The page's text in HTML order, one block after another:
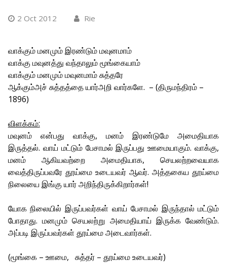
2 Oct 2012 Rie
வாக்கும் மனமும் இரண்டும் மவுனமாம்
வாக்கு மவுனத்து வந்தாலும் மூங்கையாம்
வாக்கும் மனமும் மவுனமாம் சுத்தரே
ஆக்கும்அச் சுத்தத்தை யார்அறி வார்களே. – (திருமந்திரம் –
1896)
விளக்கம்:
மவுனம் என்பது வாக்கு, மனம் இரண்டுமே அமைதியாக
இருத்தல். வாய் மட்டும் பேசாமல் இருப்பது ஊமையாகும். வாக்கு,
மனம் ஆகியவற்றை அமைதியாக, செயலற்றவையாக
வைத்திருப்பவரே தூய்மை உடையவர் ஆவர். அத்தகைய தூய்மை
நிலையை இங்கு யார் அறிந்திருக்கிறார்கள்!
யோக நிலையில் இருப்பவர்கள் வாய் பேசாமல் இருந்தால் மட்டும்
போதாது. மனமும் செயலற்று அமைதியாய் இருக்க வேண்டும்.
அப்படி இருப்பவர்கள் தூய்மை அடைவார்கள்.
(மூங்கை – ஊமை, சுத்தர் – தூய்மை உடையவர்)